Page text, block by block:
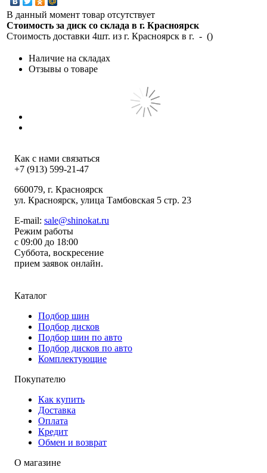
В данный момент товар отсутствует
Стоимость за диск со склада в г. Красноярск
Стоимость доставки 4шт. из г. Красноярск в г. - ()
Наличие на складах
Отзывы о товаре
Как с нами связаться
+7 (913) 599-21-47
660079, г. Красноярск
ул. Красноярск, улица Тамбовская 5 стр. 23
E-mail: sale@shinokat.ru
Режим работы
с 09:00 до 18:00
Суббота, воскресение
прием заявок онлайн.
Каталог
Подбор шин
Подбор дисков
Подбор шин по авто
Подбор дисков по авто
Комплектующие
Покупателю
Как купить
Доставка
Оплата
Кредит
Обмен и возврат
О магазине